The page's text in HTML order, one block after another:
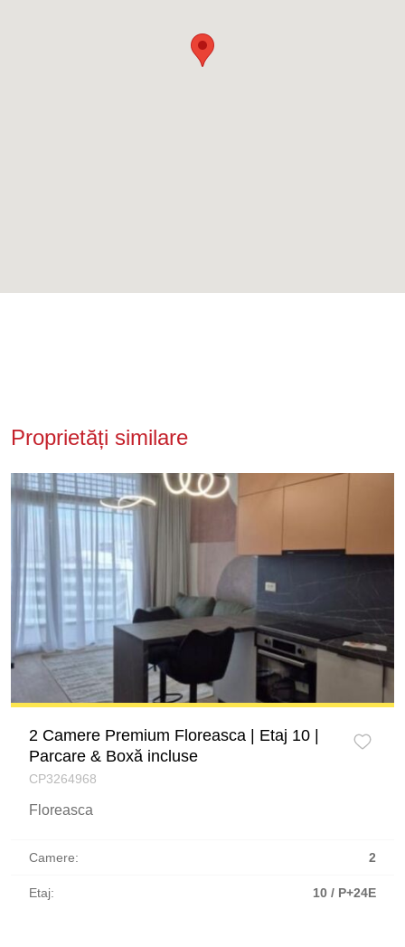
Proprietăți similare
2 Camere Premium Floreasca | Etaj 10 |
Parcare & Boxă incluse
CP3264968
Floreasca
Camere: 2
Etaj: 10 / P+24E